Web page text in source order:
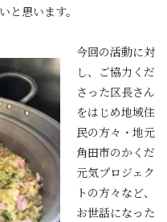
と思います。
今回の活動に対
し、ご協力くだ
さった区長さん
をはじめ地域住
民の方々・地元
角田市のかくだ
元気プロジェク
トの方々など、
お世話になった